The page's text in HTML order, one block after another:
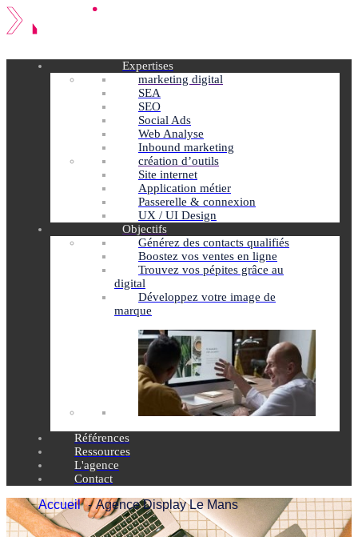
Expertises
marketing digital
SEA
SEO
Social Ads
Web Analyse
Inbound marketing
création d’outils
Site internet
Application métier
Passerelle & connexion
UX / UI Design
Objectifs
Générez des contacts qualifiés
Boostez vos ventes en ligne
Trouvez vos pépites grâce au
digital
Développez votre image de
marque
Références
Ressources
L'agence
Contact
Accueil Agence Display Le Mans